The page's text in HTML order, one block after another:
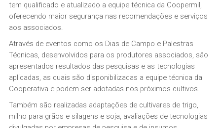
tem qualificado e atualizado a equipe técnica da Coopermil,
oferecendo maior segurança nas recomendações e serviços
aos associados.
Através de eventos como os Dias de Campo e Palestras
Técnicas, desenvolvidos para os produtores associados, são
apresentados resultados das pesquisas e as tecnologias
aplicadas, as quais são disponibilizadas a equipe técnica da
Cooperativa e podem ser adotadas nos próximos cultivos.
Também são realizadas adaptações de cultivares de trigo,
milho para grãos e silagens e soja, avaliações de tecnologias